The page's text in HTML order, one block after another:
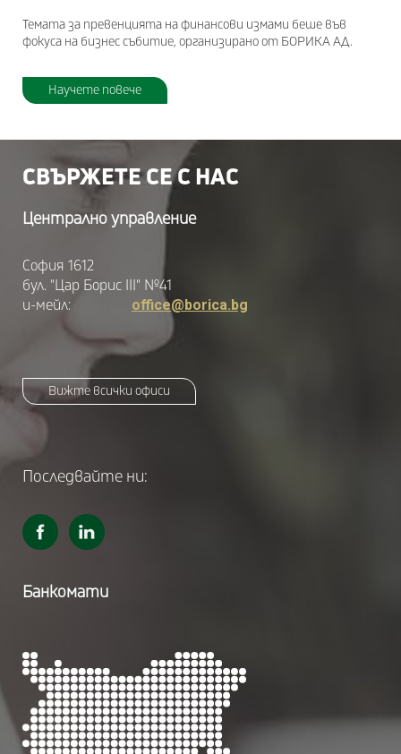
Темата за превенцията на финансови измами беше във
фокуса на бизнес събитие, организирано от БОРИКА АД.
Научете повече
СВЪРЖЕТЕ СЕ С НАС
Централно управление
София 1612
бул. "Цар Борис III" №41
и-мейл:
office@borica.bg
Вижте всички офиси
Последвайте ни:
Банкомати